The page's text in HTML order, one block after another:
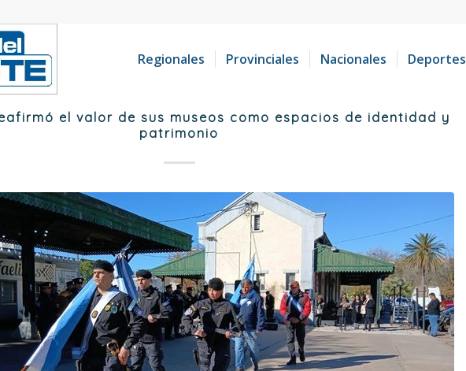
Regionales Provinciales Nacionales Deportes
el valor de sus museos como espacios de identidad y
patrimonio